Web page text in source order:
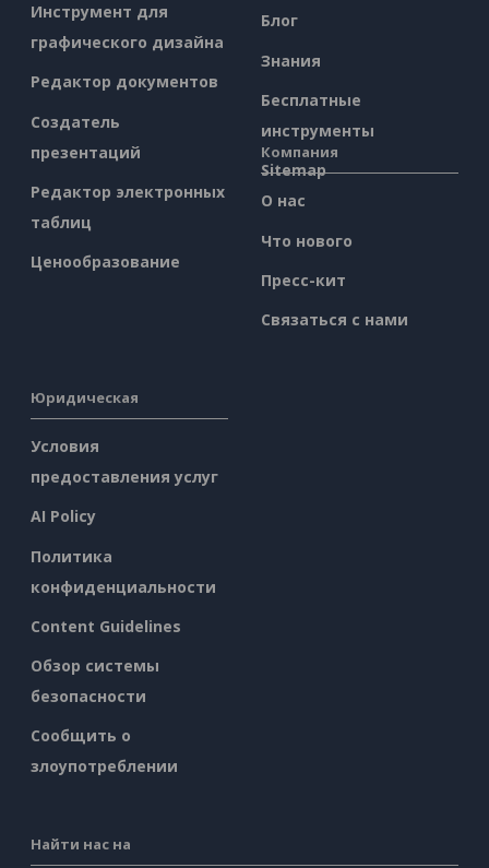
Инструмент для
графического дизайна
Редактор документов
Создатель
презентаций
Редактор электронных
таблиц
Ценообразование
Блог
Знания
Бесплатные
инструменты
Sitemap
Компания
О нас
Что нового
Пресс-кит
Связаться с нами
Юридическая
Условия
предоставления услуг
AI Policy
Политика
конфиденциальности
Content Guidelines
Обзор системы
безопасности
Сообщить о
злоупотреблении
Найти нас на